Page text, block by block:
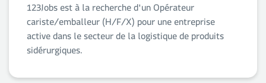
123Jobs est à la recherche d'un Opérateur
cariste/emballeur (H/F/X) pour une entreprise
active dans le secteur de la logistique de produits
sidérurgiques.